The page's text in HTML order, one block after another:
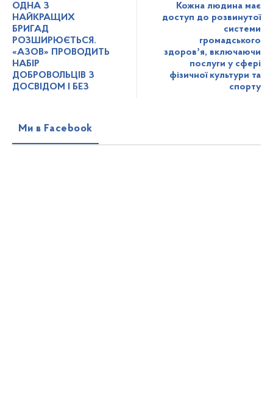
ОДНА З
НАЙКРАЩИХ
БРИГАД
РОЗШИРЮЄТЬСЯ.
«АЗОВ» ПРОВОДИТЬ
НАБІР
ДОБРОВОЛЬЦІВ З
ДОСВІДОМ І БЕЗ
Кожна людина має
доступ до розвинутої
системи
громадського
здоровʼя, включаючи
послуги у сфері
фізичної культури та
спорту
Ми в Facebook